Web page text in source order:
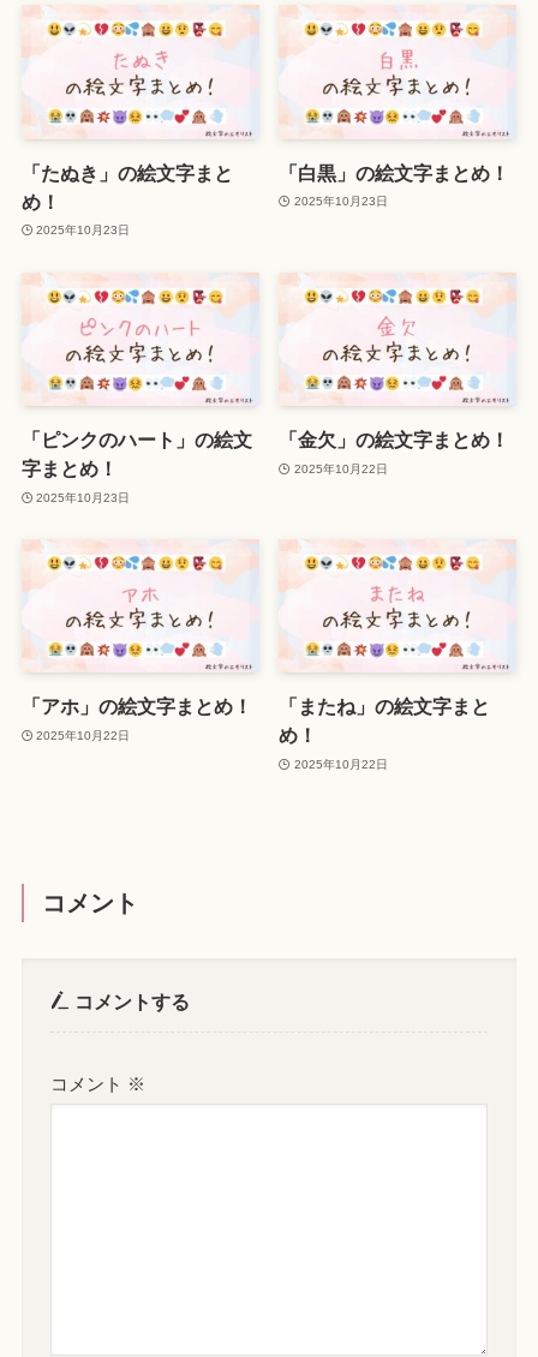
「たぬき」の絵文字まと
め！
2025年10月23日
「白黒」の絵文字まとめ！
2025年10月23日
「ピンクのハート」の絵文
字まとめ！
2025年10月23日
「金欠」の絵文字まとめ！
2025年10月22日
「アホ」の絵文字まとめ！
2025年10月22日
「またね」の絵文字まと
め！
2025年10月22日
コメント
コメントする
コメント ※